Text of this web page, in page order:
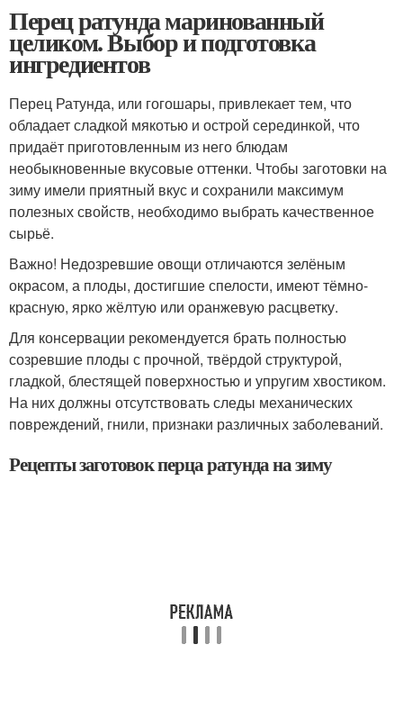
Перец ратунда маринованный
целиком. Выбор и подготовка
ингредиентов
Перец Ратунда, или гогошары, привлекает тем, что
обладает сладкой мякотью и острой серединкой, что
придаёт приготовленным из него блюдам
необыкновенные вкусовые оттенки. Чтобы заготовки на
зиму имели приятный вкус и сохранили максимум
полезных свойств, необходимо выбрать качественное
сырьё.
Важно! Недозревшие овощи отличаются зелёным
окрасом, а плоды, достигшие спелости, имеют тёмно-
красную, ярко жёлтую или оранжевую расцветку.
Для консервации рекомендуется брать полностью
созревшие плоды с прочной, твёрдой структурой,
гладкой, блестящей поверхностью и упругим хвостиком.
На них должны отсутствовать следы механических
повреждений, гнили, признаки различных заболеваний.
Рецепты заготовок перца ратунда на зиму